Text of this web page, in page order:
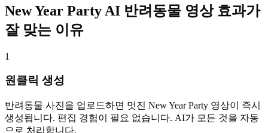
New Year Party AI 반려동물 영상 효과가
잘 맞는 이유
1
원클릭 생성
반려동물 사진을 업로드하면 멋진 New Year Party 영상이 즉시
생성됩니다. 편집 경험이 필요 없습니다. AI가 모든 것을 자동
으로 처리합니다.